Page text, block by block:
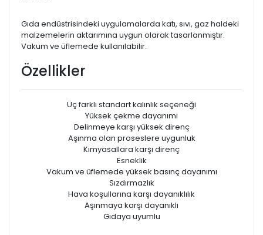
Gıda endüstrisindeki uygulamalarda katı, sıvı, gaz haldeki
malzemelerin aktarımına uygun olarak tasarlanmıştır.
Vakum ve üflemede kullanılabilir.
Özellikler
Üç farklı standart kalınlık seçeneği
Yüksek çekme dayanımı
Delinmeye karşı yüksek direnç
Aşınma olan proseslere uygunluk
Kimyasallara karşı direnç
Esneklik
Vakum ve üfIemede yüksek basınç dayanımı
Sızdırmazlık
Hava koşullarına karşı dayanıklılık
Aşınmaya karşı dayanıklı
Gıdaya uyumlu